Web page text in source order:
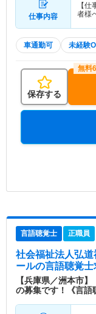
仕事内容
【
者様
車通勤可 未経験
保存する
言語聴覚士 正職員
社会福祉法人弘
ールの言語聴覚
【兵庫県／洲本市
の募集です！《言語